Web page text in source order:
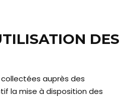
DES
auprès des
la mise à disposition des